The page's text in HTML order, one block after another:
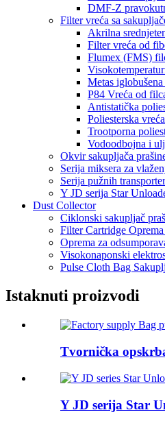
DMF-Z
Filter vreća sa
Akrilna
Filter vreća od
Flumex (FMS)
Metas
P84 Vreća od
Antistatička
Poliesterska
Trootporna
Vodoodbojna i
Okvir sakupljača
Serija miksera za
Serija pužnih
Y JD serija Star
Dust Collector
Ciklonski sakupljač
Filter Cartridge
Oprema za
Visokonaponski
Pulse Cloth Bag
Istaknuti proizvodi
Tvornička
Y JD serija Star